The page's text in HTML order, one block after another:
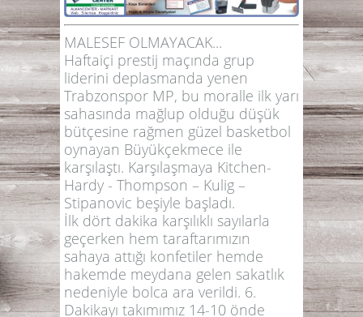
MALESEF OLMAYACAK...
Haftaiçi prestij maçında grup
liderini deplasmanda yenen
Trabzonspor MP, bu moralle ilk yarı
sahasında mağlup olduğu düşük
bütçesine rağmen güzel basketbol
oynayan Büyükçekmece ile
karşılaştı. Karşılaşmaya Kitchen-
Hardy - Thompson – Kulig –
Stipanovic beşiyle başladı.
İlk dört dakika karşılıklı sayılarla
geçerken hem taraftarımızın
sahaya attığı konfetiler hemde
hakemde meydana gelen sakatlık
nedeniyle bolca ara verildi. 6.
Dakikayı takımımız 14-10 önde